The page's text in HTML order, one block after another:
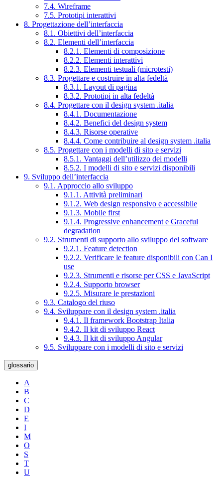
7.4. Wireframe
7.5. Prototipi interattivi
8. Progettazione dell’interfaccia
8.1. Obiettivi dell’interfaccia
8.2. Elementi dell’interfaccia
8.2.1. Elementi di composizione
8.2.2. Elementi interattivi
8.2.3. Elementi testuali (microtesti)
8.3. Progettare e costruire in alta fedeltà
8.3.1. Layout di pagina
8.3.2. Prototipi in alta fedeltà
8.4. Progettare con il design system .italia
8.4.1. Documentazione
8.4.2. Benefici del design system
8.4.3. Risorse operative
8.4.4. Come contribuire al design system .italia
8.5. Progettare con i modelli di sito e servizi
8.5.1. Vantaggi dell’utilizzo dei modelli
8.5.2. I modelli di sito e servizi disponibili
9. Sviluppo dell’interfaccia
9.1. Approccio allo sviluppo
9.1.1. Attività preliminari
9.1.2. Web design responsivo e accessibile
9.1.3. Mobile first
9.1.4. Progressive enhancement e Graceful
degradation
9.2. Strumenti di supporto allo sviluppo del software
9.2.1. Feature detection
9.2.2. Verificare le feature disponibili con Can I
use
9.2.3. Strumenti e risorse per CSS e JavaScript
9.2.4. Supporto browser
9.2.5. Misurare le prestazioni
9.3. Catalogo del riuso
9.4. Sviluppare con il design system .italia
9.4.1. Il framework Bootstrap Italia
9.4.2. Il kit di sviluppo React
9.4.3. Il kit di sviluppo Angular
9.5. Sviluppare con i modelli di sito e servizi
glossario
A
B
C
D
E
I
M
O
S
T
U